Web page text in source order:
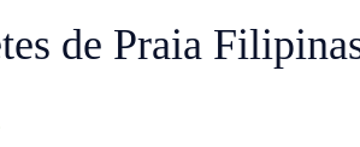
de Praia